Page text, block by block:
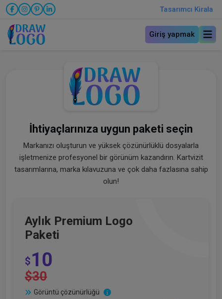
Tasarımcı Kirala
Giriş yapmak
İhtiyaçlarınıza uygun paketi seçin
Markanızı oluşturun ve yüksek çözünürlüklü dosyalarla
işletmenize profesyonel bir görünüm kazandırın. Kartvizit
tasarımlarına, marka kılavuzuna ve çok daha fazlasına sahip
olun!
Aylık Premium Logo
Paketi
$10
$30
Görüntü çözünürlüğü